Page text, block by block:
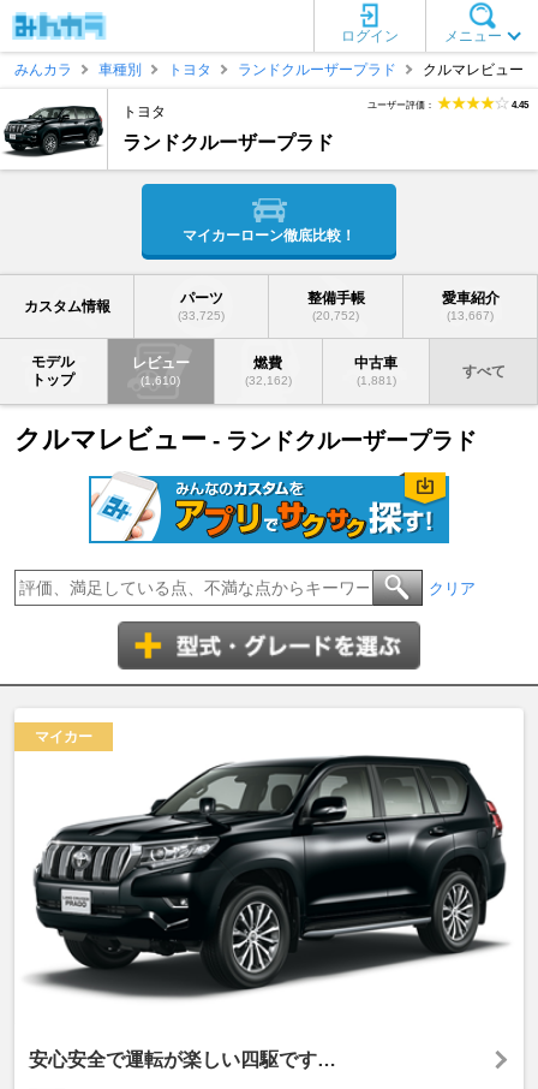
メニュー
ログイン
みんカラ
車種別 トヨタ ランドクルーザープラド クルマレビュー
トヨタ
ランドクルーザープラド
ユーザー評価： 4.45
マイカーローン徹底比較！
カスタム情報 パーツ
(33,725)
整備手帳
(20,752)
愛車紹介
(13,667)
モデル
トップ
レビュー
(1,610)
燃費
(32,162)
中古車
(1,881)
すべて
クルマレビュー - ランドクルーザープラド
クリア
マイカー
安心安全で運転が楽しい四駆です…